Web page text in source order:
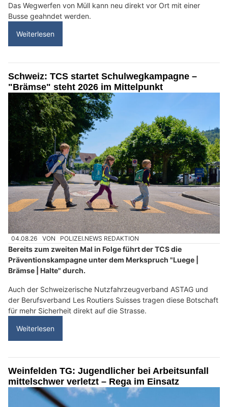
Das Wegwerfen von Müll kann neu direkt vor Ort mit einer
Busse geahndet werden.
Weiterlesen
Schweiz: TCS startet Schulwegkampagne –
"Brämse" steht 2026 im Mittelpunkt
04.08.26 VON POLIZEI.NEWS REDAKTION
Bereits zum zweiten Mal in Folge führt der TCS die
Präventionskampagne unter dem Merkspruch "Luege |
Brämse | Halte" durch.
Auch der Schweizerische Nutzfahrzeugverband ASTAG und
der Berufsverband Les Routiers Suisses tragen diese Botschaft
für mehr Sicherheit direkt auf die Strasse.
Weiterlesen
Weinfelden TG: Jugendlicher bei Arbeitsunfall
mittelschwer verletzt – Rega im Einsatz